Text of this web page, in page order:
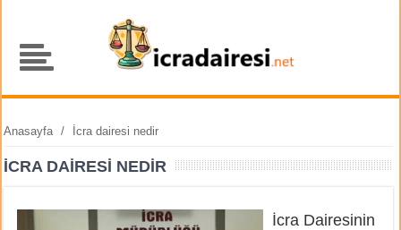
Anasayfa / İcra dairesi nedir
İCRA DAIRESI NEDIR
İcra Dairesinin